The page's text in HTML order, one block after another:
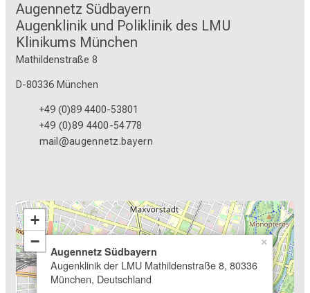
Augennetz Südbayern
Augenklinik und Poliklinik des LMU
Klinikums München
Mathildenstraße 8
D-80336 München
+49 (0)89 4400-53801
+49 (0)89 4400-54778
mail@augennetz.bayern
Augennetz Südbayern
Augenklinik der LMU Mathildenstraße 8, 80336
München, Deutschland
×
+
−